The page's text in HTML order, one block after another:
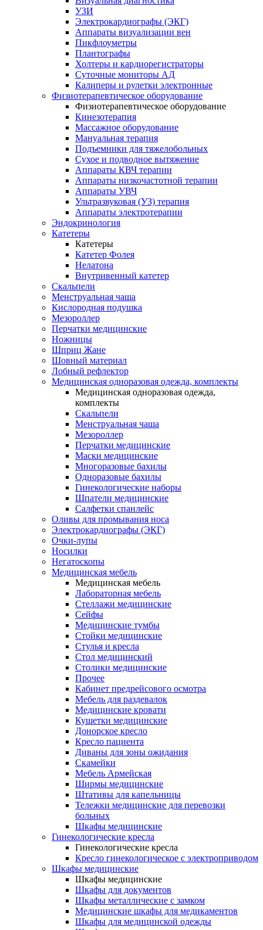
УЗИ
Электрокардиографы (ЭКГ)
Аппараты визуализации вен
Пикфлоуметры
Плантографы
Холтеры и кардиорегистраторы
Суточные мониторы АД
Калиперы и рулетки электронные
Физиотерапевтическое оборудование
Физиотерапевтическое оборудование
Кинезотерапия
Массажное оборудование
Мануальная терапия
Подъемники для тяжелобольных
Сухое и подводное вытяжение
Аппараты КВЧ терапии
Аппараты низкочастотной терапии
Аппараты УВЧ
Ультразвуковая (УЗ) терапия
Аппараты электротерапии
Эндокринология
Катетеры
Катетеры
Катетер Фолея
Нелатона
Внутривенный катетер
Скальпели
Менструальная чаша
Кислородная подушка
Мезороллер
Перчатки медицинские
Ножницы
Шприц Жане
Шовный материал
Лобный рефлектор
Медицинская одноразовая одежда, комплекты
Медицинская одноразовая одежда,
комплекты
Скальпели
Менструальная чаша
Мезороллер
Перчатки медицинские
Маски медицинские
Многоразовые бахилы
Одноразовые бахилы
Гинекологические наборы
Шпатели медицинские
Салфетки спанлейс
Оливы для промывания носа
Электрокардиографы (ЭКГ)
Очки-лупы
Носилки
Негатоскопы
Медицинская мебель
Медицинская мебель
Лабораторная мебель
Стеллажи медицинские
Сейфы
Медицинские тумбы
Стойки медицинские
Cтулья и кресла
Стол медицинский
Столики медицинские
Прочее
Кабинет предрейсового осмотра
Мебель для раздевалок
Медицинские кровати
Кушетки медицинские
Донорское кресло
Кресло пациента
Диваны для зоны ожидания
Скамейки
Мебель Армейская
Ширмы медицинские
Штативы для капельницы
Тележки медицинские для перевозки
больных
Шкафы медицинские
Гинекологические кресла
Гинекологические кресла
Кресло гинекологическое с электроприводом
Шкафы медицинские
Шкафы медицинские
Шкафы для документов
Шкафы металлические с замком
Медицинские шкафы для медикаментов
Шкафы для медицинской одежды